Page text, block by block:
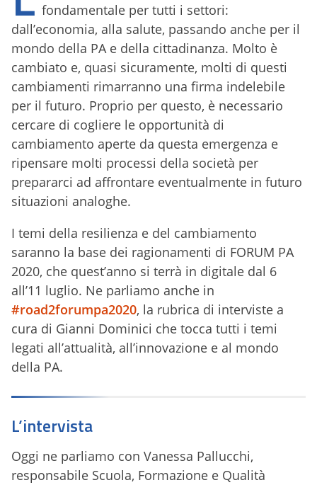
fondamentale per tutti i settori:
dall’economia, alla salute, passando anche per il
mondo della PA e della cittadinanza. Molto è
cambiato e, quasi sicuramente, molti di questi
cambiamenti rimarranno una firma indelebile
per il futuro. Proprio per questo, è necessario
cercare di cogliere le opportunità di
cambiamento aperte da questa emergenza e
ripensare molti processi della società per
prepararci ad affrontare eventualmente in futuro
situazioni analoghe.
I temi della resilienza e del cambiamento
saranno la base dei ragionamenti di FORUM PA
2020, che quest’anno si terrà in digitale dal 6
all’11 luglio. Ne parliamo anche in
#road2forumpa2020, la rubrica di interviste a
cura di Gianni Dominici che tocca tutti i temi
legati all’attualità, all’innovazione e al mondo
della PA.
L’intervista
Oggi ne parliamo con Vanessa Pallucchi,
responsabile Scuola, Formazione e Qualità